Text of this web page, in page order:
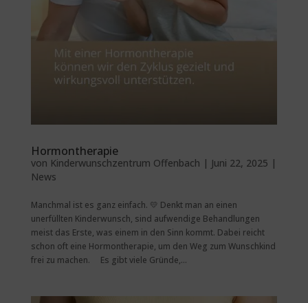
Hormontherapie
von Kinderwunschzentrum Offenbach | Juni 22, 2025 |
News
Manchmal ist es ganz einfach. 💛 Denkt man an einen
unerfüllten Kinderwunsch, sind aufwendige Behandlungen
meist das Erste, was einem in den Sinn kommt. Dabei reicht
schon oft eine Hormontherapie, um den Weg zum Wunschkind
frei zu machen. ⠀ Es gibt viele Gründe,...